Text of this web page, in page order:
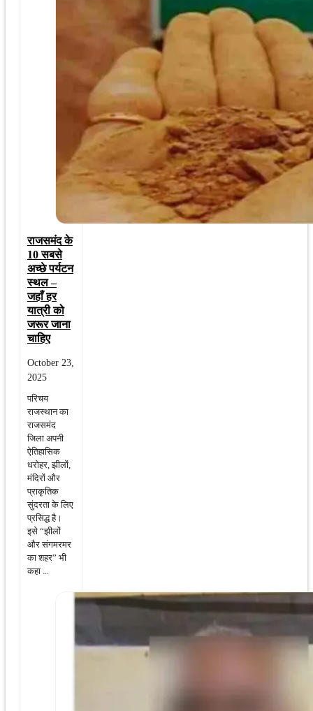
राजसमंद के
10 सबसे
अच्छे पर्यटन
स्थल –
जहाँ हर
यात्री को
जरूर जाना
चाहिए
October 23,
2025
परिचय
राजस्थान का
राजसमंद
जिला अपनी
ऐतिहासिक
धरोहर, झीलों,
मंदिरों और
प्राकृतिक
सुंदरता के लिए
प्रसिद्ध है।
इसे “झीलों
और संगमरमर
का शहर” भी
कहा ...